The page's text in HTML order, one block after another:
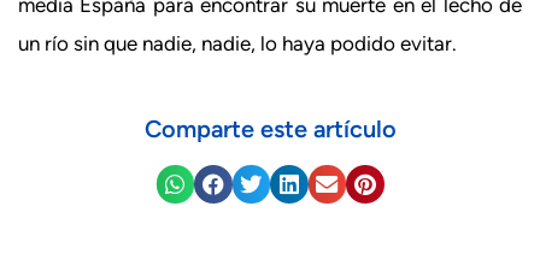
un río sin que nadie, nadie, lo haya podido evitar.
Comparte este artículo